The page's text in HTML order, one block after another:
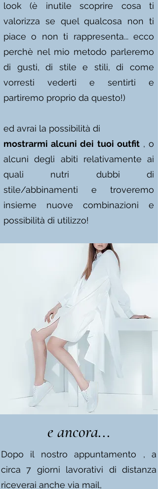
look (è inutile scoprire cosa ti
valorizza se quel qualcosa non ti
piace o non ti rappresenta... ecco
perchè nel mio metodo parleremo
di gusti, di stile e stili, di come
vorresti vederti e sentirti e
partiremo proprio da questo!)
ed avrai la possibilità di
mostrarmi alcuni dei tuoi outfit, o
alcuni degli abiti relativamente ai
quali nutri dubbi di
stile/abbinamenti e troveremo
insieme nuove combinazioni e
possibilità di utilizzo!
e ancora...
Dopo il nostro appuntamento , a
circa 7 giorni lavorativi di distanza
riceverai anche via mail,